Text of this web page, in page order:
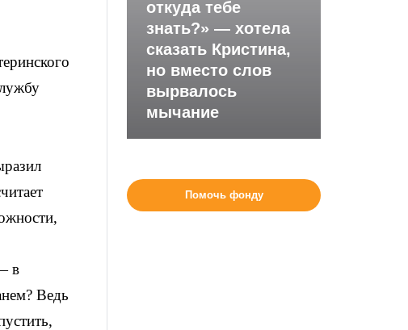
в
Ведь
откуда тебе
знать?» — хотела
сказать Кристина,
но вместо слов
вырвалось
мычание
Помочь фонду